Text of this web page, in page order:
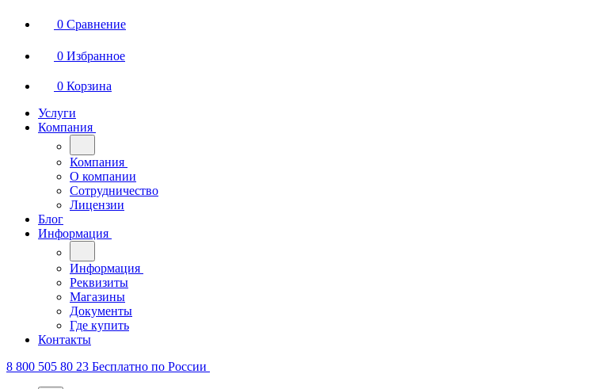
0 Сравнение
0 Избранное
0 Корзина
Услуги
Компания
Компания
О компании
Сотрудничество
Лицензии
Блог
Информация
Информация
Реквизиты
Магазины
Документы
Где купить
Контакты
8 800 505 80 23 Бесплатно по России